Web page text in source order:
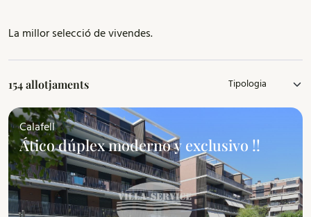
La millor selecció de vivendes.
154 allotjaments
Calafell
Ático dúplex moderno y exclusivo !!